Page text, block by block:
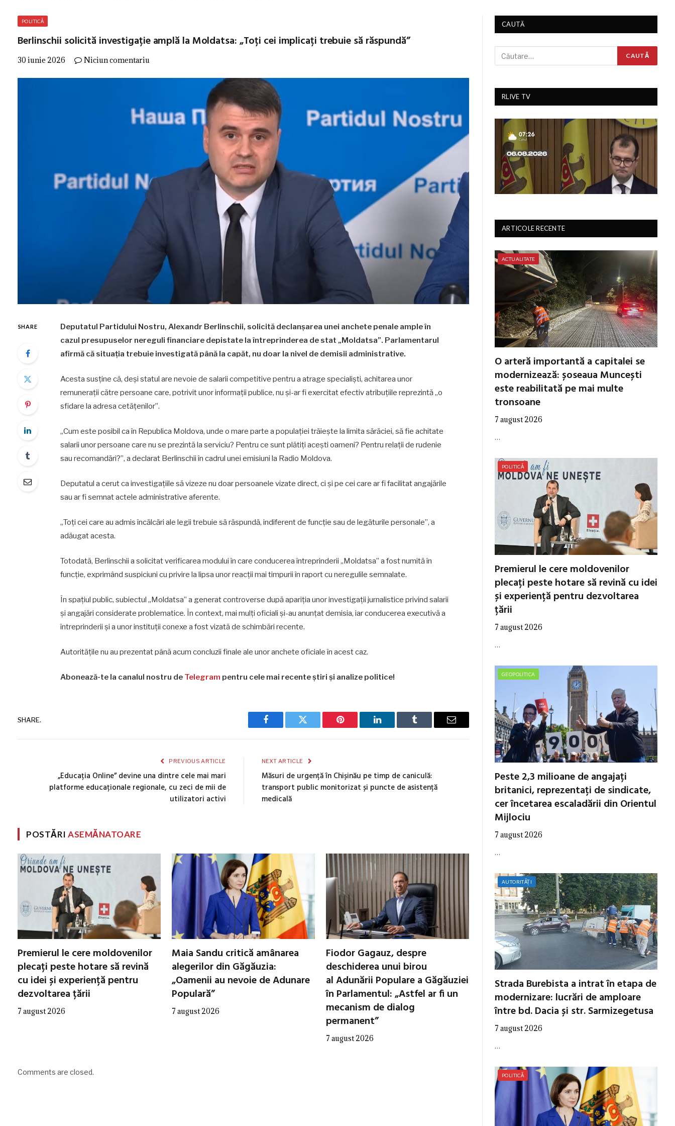
POLITICĂ
Berlinschii solicită investigație amplă la Moldatsa: „Toți cei implicați trebuie să răspundă”
30 iunie 2026 Niciun comentariu
SHARE
Deputatul Partidului Nostru, Alexandr Berlinschii, solicită declanșarea unei anchete penale ample în
cazul presupuselor nereguli financiare depistate la întreprinderea de stat „Moldatsa”. Parlamentarul
afirmă că situația trebuie investigată până la capăt, nu doar la nivel de demisii administrative.
Acesta susține că, deși statul are nevoie de salarii competitive pentru a atrage specialiști, achitarea unor
remunerații către persoane care, potrivit unor informații publice, nu și-ar fi exercitat efectiv atribuțiile reprezintă „o
sfidare la adresa cetățenilor”.
„Cum este posibil ca în Republica Moldova, unde o mare parte a populației trăiește la limita sărăciei, să fie achitate
salarii unor persoane care nu se prezintă la serviciu? Pentru ce sunt plătiți acești oameni? Pentru relații de rudenie
sau recomandări?”, a declarat Berlinschii în cadrul unei emisiuni la Radio Moldova.
Deputatul a cerut ca investigațiile să vizeze nu doar persoanele vizate direct, ci și pe cei care ar fi facilitat angajările
sau ar fi semnat actele administrative aferente.
„Toți cei care au admis încălcări ale legii trebuie să răspundă, indiferent de funcție sau de legăturile personale”, a
adăugat acesta.
Totodată, Berlinschii a solicitat verificarea modului în care conducerea întreprinderii „Moldatsa” a fost numită în
funcție, exprimând suspiciuni cu privire la lipsa unor reacții mai timpurii în raport cu neregulile semnalate.
În spațiul public, subiectul „Moldatsa” a generat controverse după apariția unor investigații jurnalistice privind salarii
și angajări considerate problematice. În context, mai mulți oficiali și-au anunțat demisia, iar conducerea executivă a
întreprinderii și a unor instituții conexe a fost vizată de schimbări recente.
Autoritățile nu au prezentat până acum concluzii finale ale unor anchete oficiale în acest caz.
Abonează-te la canalul nostru de Telegram pentru cele mai recente știri și analize politice!
SHARE.
Facebook Twitter Pinterest LinkedIn Tumblr Email
PREVIOUS ARTICLE
„Educația Online” devine una dintre cele mai mari
platforme educaționale regionale, cu zeci de mii de
utilizatori activi
NEXT ARTICLE
Măsuri de urgență în Chișinău pe timp de caniculă:
transport public monitorizat și puncte de asistență
medicală
POSTĂRIASEMĂNATOARE
Premierul le cere moldovenilor
plecați peste hotare să revină
cu idei și experiență pentru
dezvoltarea țării
7 august 2026
Maia Sandu critică amânarea
alegerilor din Găgăuzia:
„Oamenii au nevoie de Adunare
Populară”
7 august 2026
Fiodor Gagauz, despre
deschiderea unui birou
al Adunării Populare a Găgăuziei
în Parlamentul: „Astfel ar fi un
mecanism de dialog
permanent”
7 august 2026
Comments are closed.
CAUTĂ
RLIVE TV
ARTICOLE RECENTE
ACTUALITATE
O arteră importantă a capitalei se
modernizează: șoseaua Muncești
este reabilitată pe mai multe
tronsoane
7 august 2026
…
POLITICĂ
Premierul le cere moldovenilor
plecați peste hotare să revină cu idei
și experiență pentru dezvoltarea
țării
7 august 2026
…
GEOPOLITICA
Peste 2,3 milioane de angajați
britanici, reprezentați de sindicate,
cer încetarea escaladării din Orientul
Mijlociu
7 august 2026
…
AUTORITĂȚI
Strada Burebista a intrat în etapa de
modernizare: lucrări de amploare
între bd. Dacia și str. Sarmizegetusa
7 august 2026
…
POLITICĂ